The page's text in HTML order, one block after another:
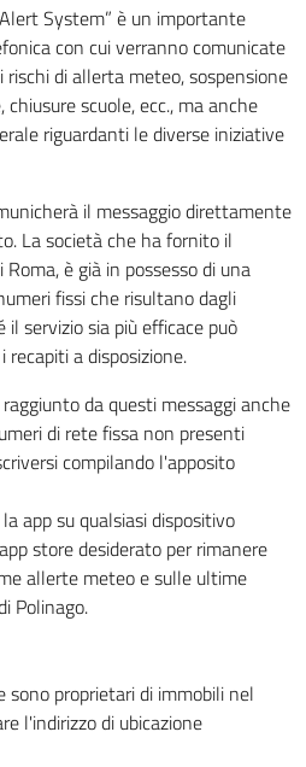
System” è un importante
con cui verranno comunicate
di allerta meteo, sospensione
scuole, ecc., ma anche
riguardanti le diverse iniziative
il messaggio direttamente
La società che ha fornito il
è già in possesso di una
fissi che risultano dagli
servizio sia più efficace può
a disposizione.
da questi messaggi anche
di rete fissa non presenti
compilando l'apposito
app su qualsiasi dispositivo
store desiderato per rimanere
allerte meteo e sulle ultime
Polinago.
sono proprietari di immobili nel
l'indirizzo di ubicazione